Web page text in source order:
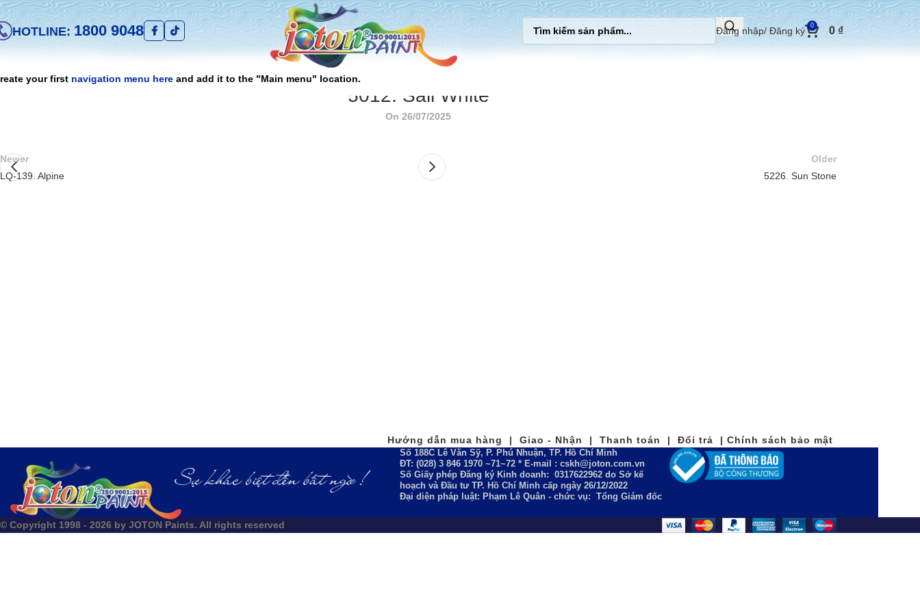
HOTLINE: 1800 9048 Đăng nhập/ Đăng ký 0 0 ₫
your first navigation menu here and add it to the "Main menu" location.
5012. Sail White
On 26/07/2025
Newer
LQ-139. Alpine
Older
5226. Sun Stone
Hướng dẫn mua hàng | Giao - Nhận | Thanh toán | Đổi trả | Chính sách bảo mật
Số 188C Lê Văn Sỹ, P. Phú Nhuận, TP. Hồ Chí Minh
ĐT: (028) 3 846 1970 ~71~72 * E-mail : cskh@joton.com.vn
Số Giấy phép Đăng ký Kinh doanh: 0317622962 do Sở kế
hoạch và Đầu tư TP. Hồ Chí Minh cấp ngày 26/12/2022
Đại diện pháp luật: Phạm Lê Quân - chức vụ: Tổng Giám đốc
© Copyright 1998 - 2026 by JOTON Paints. All rights reserved